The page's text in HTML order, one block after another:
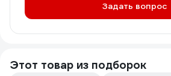
Задать вопрос
Этот товар из подборок